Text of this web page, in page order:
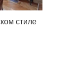
стиле